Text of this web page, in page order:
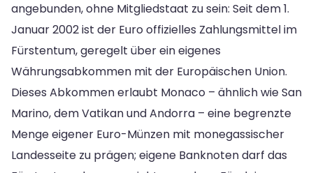
angebunden, ohne Mitgliedstaat zu sein: Seit dem 1.
Januar 2002 ist der Euro offizielles Zahlungsmittel im
Fürstentum, geregelt über ein eigenes
Währungsabkommen mit der Europäischen Union.
Dieses Abkommen erlaubt Monaco – ähnlich wie San
Marino, dem Vatikan und Andorra – eine begrenzte
Menge eigener Euro-Münzen mit monegassischer
Landesseite zu prägen; eigene Banknoten darf das